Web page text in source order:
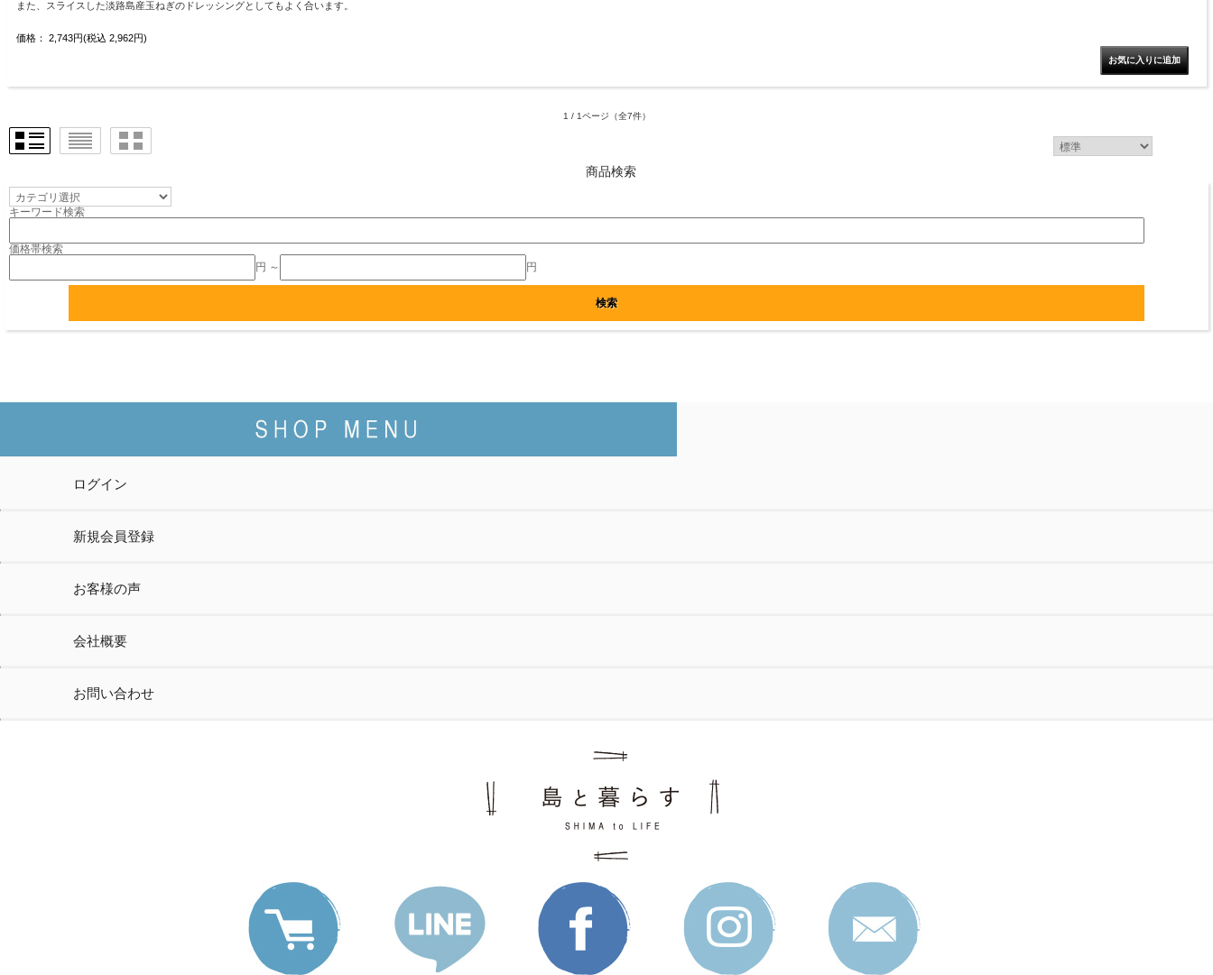
また、スライスした淡路島産玉ねぎのドレッシングとしてもよく合います。
価格： 2,743円(税込 2,962円)
1 / 1ページ （全7件）
商品検索
キーワード検索
価格帯検索
円 ～
円
ログイン
新規会員登録
お客様の声
会社概要
お問い合わせ